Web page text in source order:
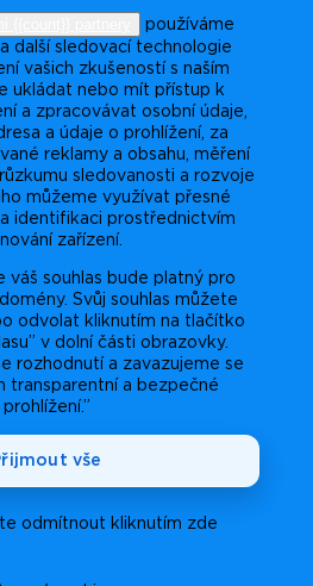
používáme
další sledovací technologie
vašich zkušeností s naším
ukládat nebo mít přístup k
a zpracovávat osobní údaje,
a údaje o prohlížení, za
reklamy a obsahu, měření
sledovanosti a rozvoje
můžeme využívat přesné
identifikaci prostřednictvím
zařízení.
váš souhlas bude platný pro
Svůj souhlas můžete
odvolat kliknutím na tlačítko
v dolní části obrazovky.
rozhodnutí a zavazujeme se
transparentní a bezpečné
prohlížení.”
odmítnout kliknutím zde
vše